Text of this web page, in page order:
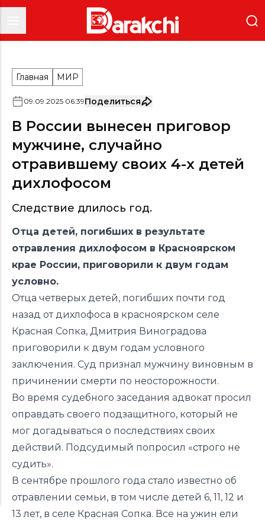
Главная МИР
09.09.2025 06:39Поделиться
В России вынесен приговор
мужчине, случайно
отравившему своих 4-х детей
дихлофосом
Следствие длилось год.
Отца детей, погибших в результате
отравления дихлофосом в Красноярском
крае России, приговорили к двум годам
условно.
Отца четверых детей, погибших почти год
назад от дихлофоса в красноярском селе
Красная Сопка, Дмитрия Виноградова
приговорили к двум годам условного
заключения. Суд признал мужчину виновным в
причинении смерти по неосторожности.
Во время судебного заседания адвокат просил
оправдать своего подзащитного, который не
мог догадываться о последствиях своих
действий. Подсудимый попросил «строго не
судить».
В сентябре прошлого года стало известно об
отравлении семьи, в том числе детей 6, 11, 12 и
13 лет, в селе Красная Сопка. Все на ужин ели